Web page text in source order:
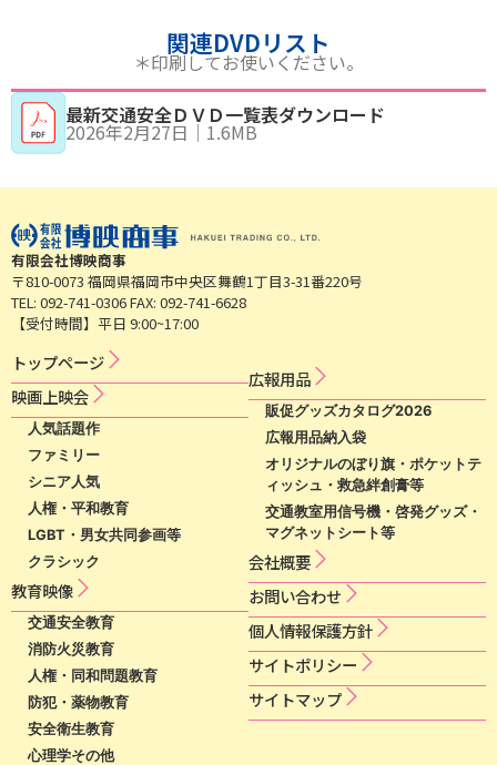
関連DVDリスト
＊印刷してお使いください。
最新交通安全ＤＶＤ一覧表ダウンロード
2026年2月27日 ｜ 1.6MB
有限会社博映商事
〒810-0073 福岡県福岡市中央区舞鶴1丁目3-31番220号
TEL: 092-741-0306 FAX: 092-741-6628
【受付時間】平日 9:00~17:00
トップページ
映​画​上​映​会​​
人気話題作
ファミリー
シニア人気
人権・平和教育
LGBT・男女共同参画等
クラシック
教育映像
交通安全教育
消防火災教育
人権・同和問題教育
防犯・薬物教育
安全衛生教育
心理学その他
広​報​用​品​
販促グッズカタログ2026
広報用品納入袋
オリジナルのぼり旗・ポケットテ
ィッシュ・救急絆創膏等
交通教室用信号機・啓発グッズ・
マグネットシート等
会社概要
お問い合わせ
個​人​情​報​保​護​方​針​
サ​イ​ト​ポ​リ​シ​ー​
サイトマップ